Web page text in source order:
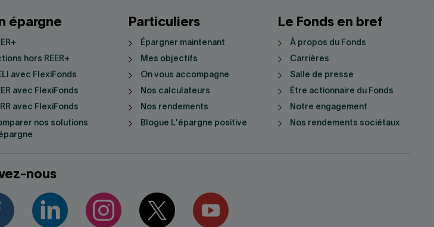
épargne
hors REER+
avec FlexiFonds
avec FlexiFonds
avec FlexiFonds
nos solutions
Particuliers
Épargner maintenant
Mes objectifs
On vous accompagne
Nos calculateurs
Nos rendements
Blogue L'épargne positive
Le Fonds en bref
À propos du Fonds
Carrières
Salle de presse
Être actionnaire du Fonds
Notre engagement
Nos rendements sociétaux
nous